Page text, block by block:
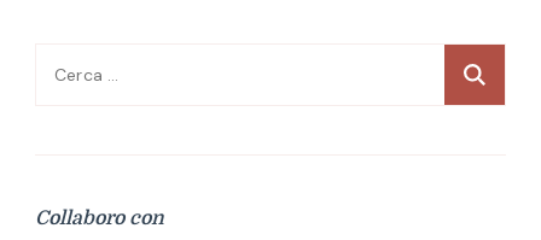
Ricerca
Collaboro con